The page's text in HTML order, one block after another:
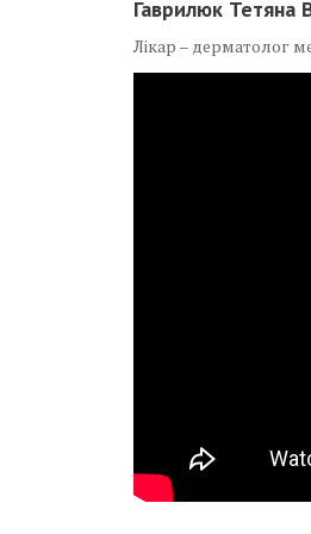
Гаврилюк Тетяна
Лікар – дерматолог